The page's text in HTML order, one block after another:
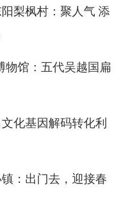
梨枫村：聚人气 添
物馆：五代吴越国扁
化基因解码转化利
：出门去，迎接春